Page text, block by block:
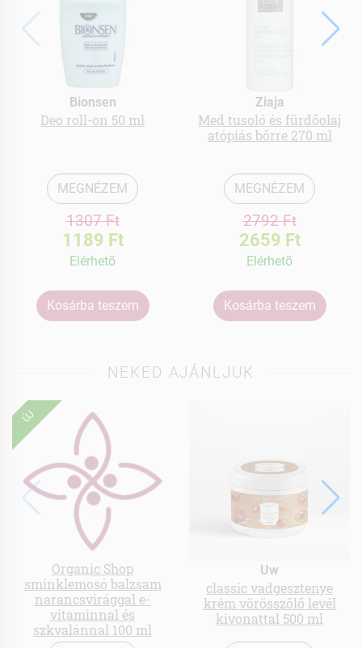
Bionsen
Deo roll-on 50 ml
MEGNÉZEM
1307 Ft
1189 Ft
Elérhetõ
Kosárba teszem
Ziaja
Med tusoló és fürdőolaj
atópiás bőrre 270 ml
MEGNÉZEM
2792 Ft
2659 Ft
Elérhetõ
Kosárba teszem
NEKED AJÁNLJUK
ÚJ
Organic Shop
sminklemosó balzsam
narancsvirággal e-
vitaminnal és
szkvalánnal 100 ml
Uw
classic vadgesztenye
krém vörösszőlő levél
kivonattal 500 ml